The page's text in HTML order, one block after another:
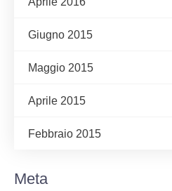
Giugno 2015
Maggio 2015
Aprile 2015
Febbraio 2015
Meta